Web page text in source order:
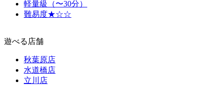
軽量級（〜30分）
難易度★☆☆
遊べる店舗
秋葉原店
水道橋店
立川店